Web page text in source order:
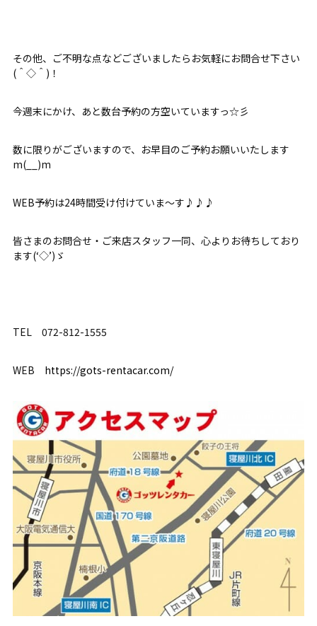
その他、ご不明な点などございましたらお気軽にお問合せ下さい
(＾◇＾)！
今週末にかけ、あと数台予約の方空いていますっ☆彡
数に限りがございますので、お早目のご予約お願いいたします
m(__)m
WEB予約は24時間受け付けていま～す♪♪♪
皆さまのお問合せ・ご来店スタッフ一同、心よりお待ちしており
ます(‘◇’)ゞ
TEL 072-812-1555
WEB https://gots-rentacar.com/